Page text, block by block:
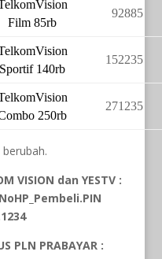
Film 85rb
92885
Sportif 140rb
152235
250rb
271235
VISION dan YESTV :
PLN PRABAYAR :